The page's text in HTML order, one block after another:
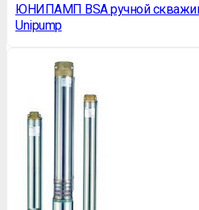
ЮНИПАМП BSA ручной
Unipump